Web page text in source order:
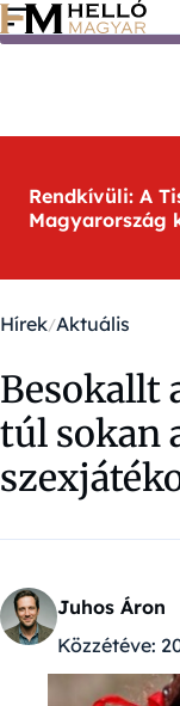
Ugrás a tartalomra
Rendkívüli: A
Magyarország
Hírek Aktuális
Besokallt
túl sokan
Juhos Áron
Közzétéve: